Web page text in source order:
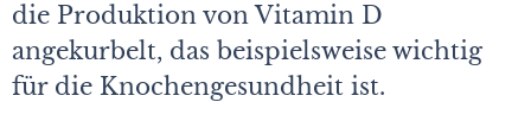
die Produktion von Vitamin D
angekurbelt, das beispielsweise wichtig
für die Knochengesundheit ist.